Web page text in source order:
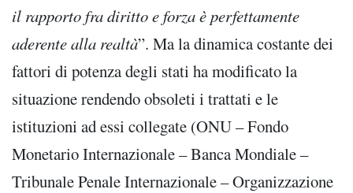
il rapporto fra diritto e forza è perfettamente
aderente alla realtà”. Ma la dinamica costante dei
fattori di potenza degli stati ha modificato la
situazione rendendo obsoleti i trattati e le
istituzioni ad essi collegate (ONU – Fondo
Monetario Internazionale – Banca Mondiale –
Tribunale Penale Internazionale – Organizzazione